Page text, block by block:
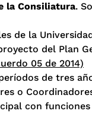
la Consiliatura.
de la
del Plan
05 de 2014)
de tres
o
con